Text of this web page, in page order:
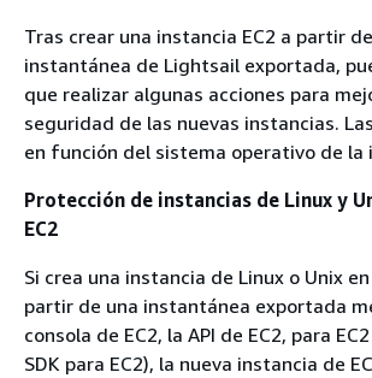
Tras crear una instancia EC2 a partir
instantánea de Lightsail exportada,
que realizar algunas acciones para
seguridad de las nuevas instancias.
en función del sistema operativo de la
Protección de instancias de Linux y
EC2
Si crea una instancia de Linux o Unix en
partir de una instantánea exportada
consola de EC2, la API de EC2, para
SDK para EC2), la nueva instancia de